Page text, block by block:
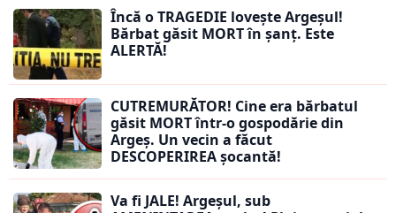
Încă o TRAGEDIE lovește Argeșul!
Bărbat găsit MORT în șanț. Este
ALERTĂ!
CUTREMURĂTOR! Cine era bărbatul
găsit MORT într-o gospodărie din
Argeș. Un vecin a făcut
DESCOPERIREA șocantă!
Va fi JALE! Argeșul, sub